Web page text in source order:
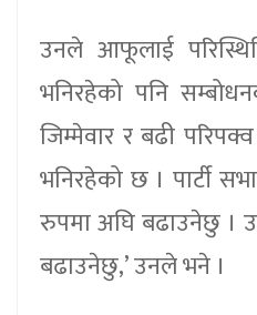
उनले आफूलाई
भनिरहेको पनि
जिम्मेवार र बढी
भनिरहेको छ । पार्टी
रुपमा अघि बढाउनेछु ।
बढाउनेछु,’ उनले भने ।